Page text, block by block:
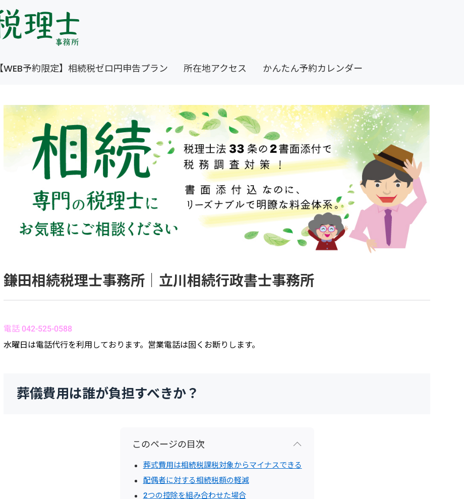
【WEB予約限定】相続税ゼロ円申告プラン 所在地アクセス かんたん予約カレンダー
鎌田相続税理士事務所｜立川相続行政書士事務所
電話 042-525-0588
水曜日は電話代行を利用しております。営業電話は固くお断りします。
葬儀費用は誰が負担すべきか？
このページの目次
葬式費用は相続税課税対象からマイナスできる
配偶者に対する相続税額の軽減
2つの控除を組み合わせた場合